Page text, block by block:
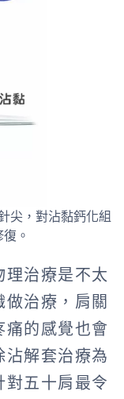
尖，對沾黏鈣化組
。
理治療是不太
治療，肩關
痛的感覺也會
沾解套治療為
對五十肩最令